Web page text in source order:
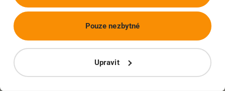
Upravit
Pouze nezbytné